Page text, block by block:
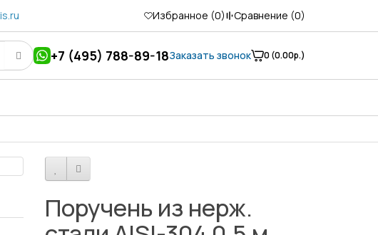
Избранное (0) Сравнение (0)
+7 (495) 788-89-18Заказать звонок 0 (0.00р.)
Поручень из нерж.